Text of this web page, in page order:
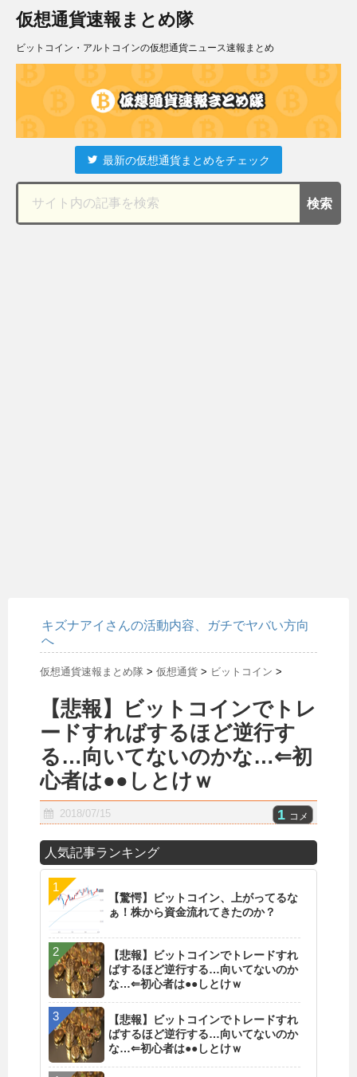
仮想通貨速報まとめ隊
ビットコイン・アルトコインの仮想通貨ニュース速報まとめ
最新の仮想通貨まとめをチェック
キズナアイさんの活動内容、ガチでヤバい方向
へ
仮想通貨速報まとめ隊 > 仮想通貨 > ビットコイン >
【悲報】ビットコインでトレ
ードすればするほど逆行す
る…向いてないのかな…⇐初
心者は●●しとけｗ
2018/07/15 1 コメ
人気記事ランキング
【驚愕】ビットコイン、上がってるな
ぁ！株から資金流れてきたのか？
【悲報】ビットコインでトレードすれ
ばするほど逆行する…向いてないのか
な…⇐初心者は●●しとけｗ
【悲報】ビットコインでトレードすれ
ばするほど逆行する…向いてないのか
な…⇐初心者は●●しとけｗ